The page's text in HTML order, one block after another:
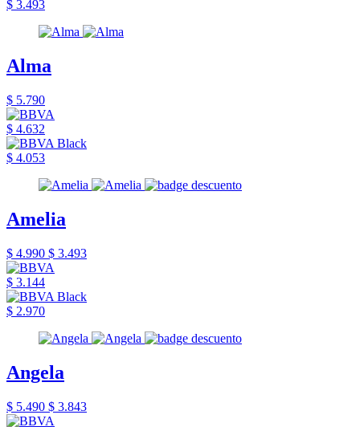
$ 3.493
Alma
$ 5.790
$ 4.632
$ 4.053
Amelia
$ 4.990 $ 3.493
$ 3.144
$ 2.970
Angela
$ 5.490 $ 3.843